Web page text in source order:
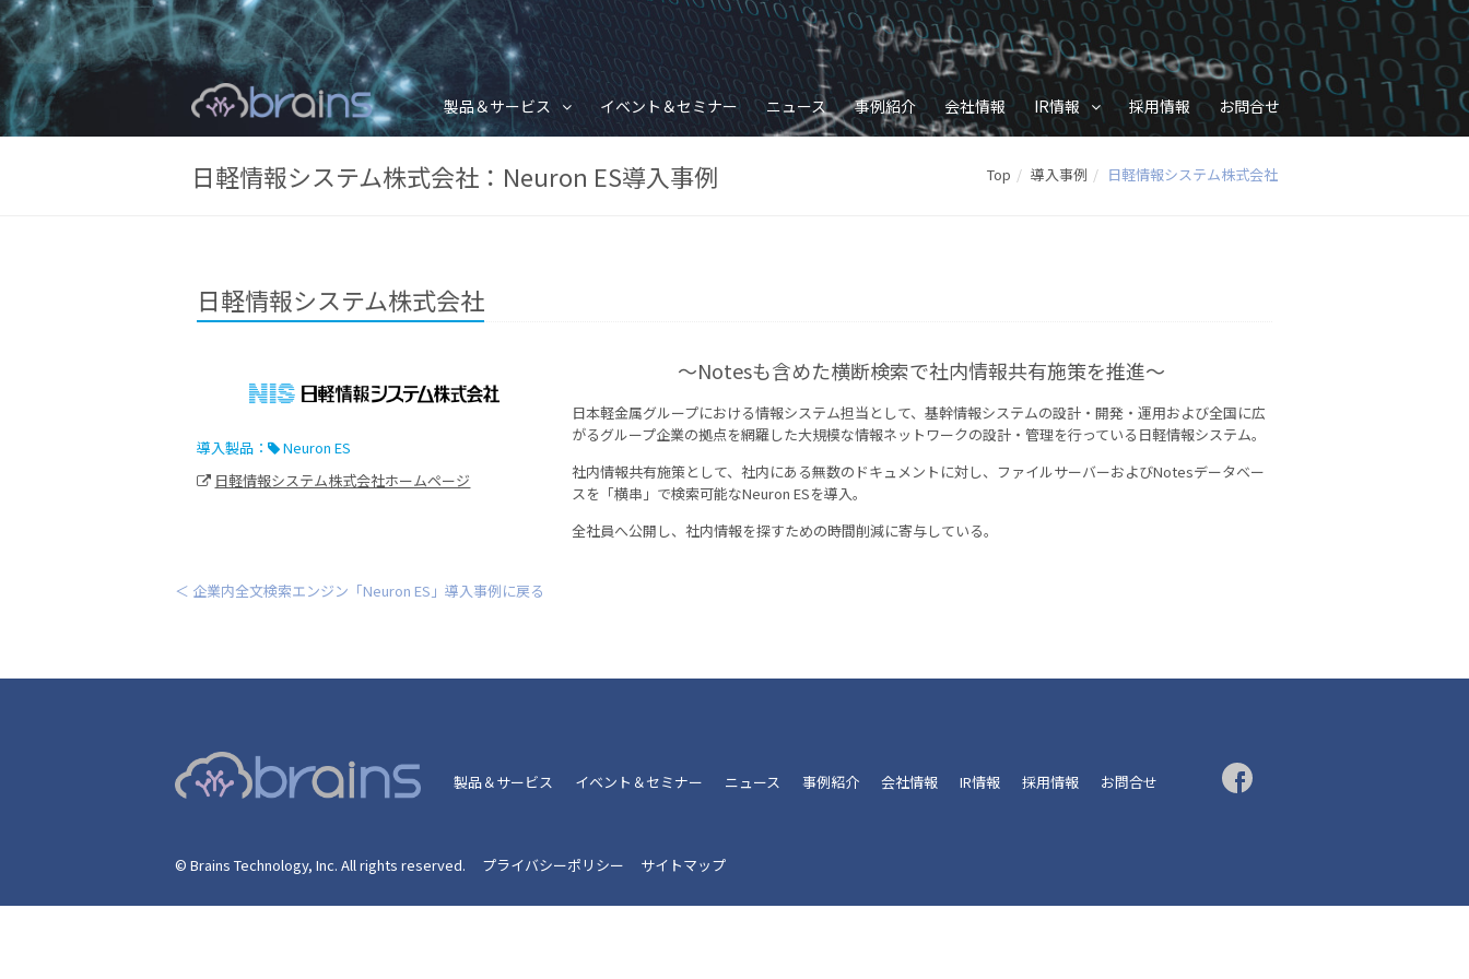
製品＆サービス イベント＆セミナー ニュース 事例紹介 会社情報 IR情報 採用情報 お問合せ
日軽情報システム株式会社：Neuron ES導入事例 Top 導入事例 日軽情報システム株式会社
日軽情報システム株式会社
〜Notesも含めた横断検索で社内情報共有施策を推進～
日本軽金属グループにおける情報システム担当として、基幹情報システムの設計・開発・運用および全国に広
がるグループ企業の拠点を網羅した大規模な情報ネットワークの設計・管理を行っている日軽情報システム。
社内情報共有施策として、社内にある無数のドキュメントに対し、ファイルサーバーおよびNotesデータベー
スを「横串」で検索可能なNeuron ESを導入。
全社員へ公開し、社内情報を探すための時間削減に寄与している。
導入製品：
Neuron ES
日軽情報システム株式会社ホームページ
＜ 企業内全文検索エンジン「Neuron ES」導入事例に戻る
製品＆サービス イベント＆セミナー ニュース 事例紹介 会社情報 IR情報 採用情報 お問合せ
© Brains Technology, Inc. All rights reserved. プライバシーポリシー サイトマップ